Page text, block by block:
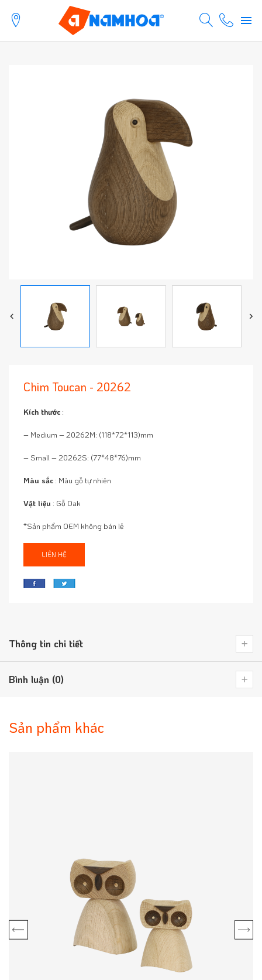
Chim Toucan - 20262
Kích thước :
– Medium – 20262M: (118*72*113)mm
– Small – 20262S: (77*48*76)mm
Màu sắc : Màu gỗ tự nhiên
Vật liệu : Gỗ Oak
*Sản phẩm OEM không bán lẻ
LIÊN HỆ
Thông tin chi tiết
Bình luận (0)
Sản phẩm khác